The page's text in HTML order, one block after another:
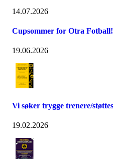
14.07.2026
Cupsommer for Otra Fotball!
19.06.2026
Vi søker trygge trenere/
19.02.2026